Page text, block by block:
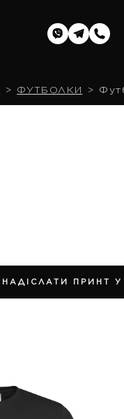
ФУТБОЛКИ
НАДІСЛАТИ ПРИНТ У